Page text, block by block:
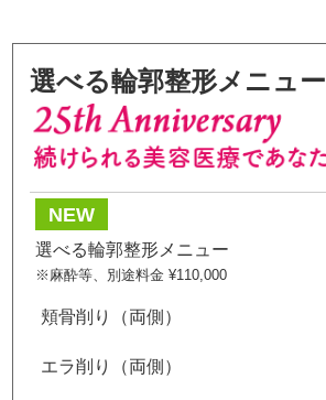
選べる輪郭整形メニュー
NEW
選べる輪郭整形メニュー
※麻酔等、別途料金 ¥110,000
頬骨削り（両側）
エラ削り（両側）